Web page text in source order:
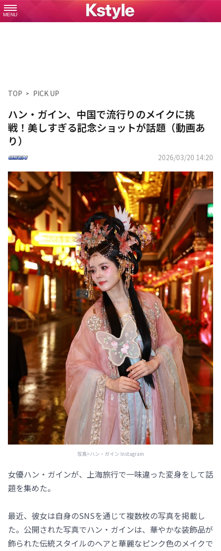
MENU
TOP PICK UP
ハン・ガイン、中国で流行りのメイクに挑
戦！美しすぎる記念ショットが話題（動画あ
り）
2026/03/20 14:20
写真=ハン・ガイン Instagram
女優ハン・ガインが、上海旅行で一味違った変身をして話
題を集めた。
最近、彼女は自身のSNSを通じて複数枚の写真を掲載し
た。公開された写真でハン・ガインは、華やかな装飾品が
飾られた伝統スタイルのヘアと華麗なピンク色のメイクで